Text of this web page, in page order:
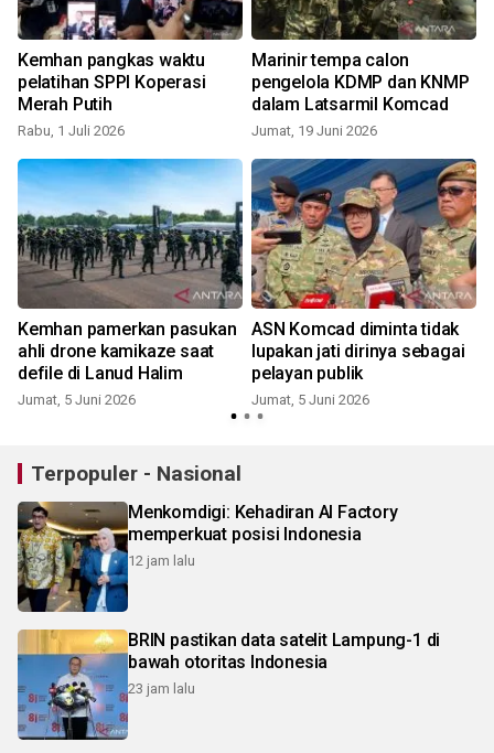
Kemhan pangkas waktu
pelatihan SPPI Koperasi
Merah Putih
Rabu, 1 Juli 2026
Marinir tempa calon
pengelola KDMP dan KNMP
dalam Latsarmil Komcad
Jumat, 19 Juni 2026
Kemhan pamerkan pasukan
ahli drone kamikaze saat
defile di Lanud Halim
Jumat, 5 Juni 2026
ASN Komcad diminta tidak
lupakan jati dirinya sebagai
pelayan publik
Jumat, 5 Juni 2026
Terpopuler - Nasional
Menkomdigi: Kehadiran AI Factory
memperkuat posisi Indonesia
12 jam lalu
BRIN pastikan data satelit Lampung-1 di
bawah otoritas Indonesia
23 jam lalu